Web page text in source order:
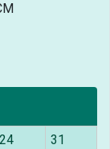
24
31